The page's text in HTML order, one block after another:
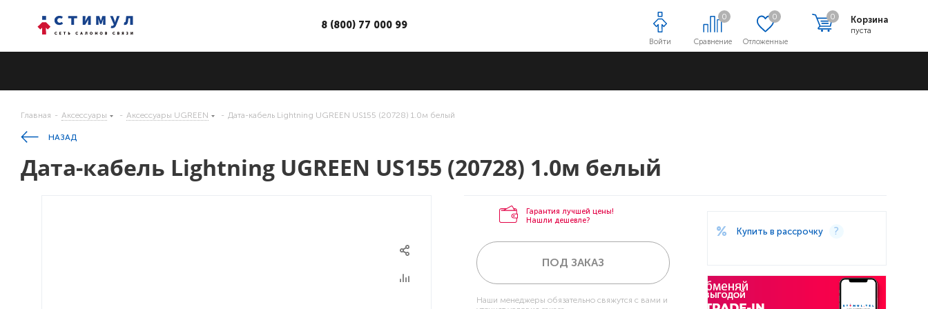
Сравнение
0
Отложенные
0 Корзина
пуста
0
Войти
8 (800) 77 000 99
Главная - Аксессуары - Аксессуары UGREEN - Дата-кабель Lightning UGREEN US155 (20728) 1.0м белый
НАЗАД
Дата-кабель Lightning UGREEN US155 (20728) 1.0м белый
Гарантия лучшей цены!
Нашли дешевле?
ПОД ЗАКАЗ
Наши менеджеры обязательно свяжутся с вами и
Купить в рассрочку